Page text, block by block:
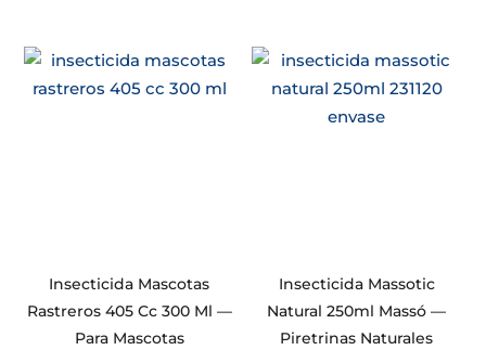
Insecticida Mascotas
Rastreros 405 Cc 300 Ml —
Para Mascotas
Insecticida Massotic
Natural 250ml Massó —
Piretrinas Naturales